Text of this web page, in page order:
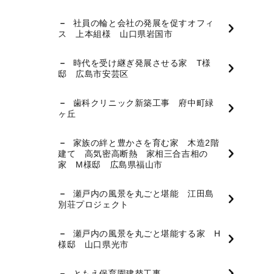
社員の輪と会社の発展を促すオフィ
ス 上本組様 山口県岩国市
時代を受け継ぎ発展させる家 T様
邸 広島市安芸区
歯科クリニック新築工事 府中町緑
ヶ丘
家族の絆と豊かさを育む家 木造2階
建て 高気密高断熱 家相三合吉相の
家 M様邸 広島県福山市
瀬戸内の風景を丸ごと堪能 江田島
別荘プロジェクト
瀬戸内の風景を丸ごと堪能する家 H
様邸 山口県光市